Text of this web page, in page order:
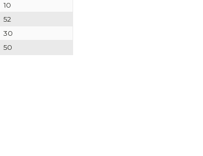
10
52
30
50